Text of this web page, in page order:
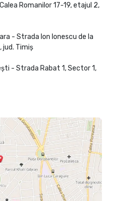
Romanilor 17-19, etajul 2,
- Strada Ion Ionescu de la
jud. Timiș
- Strada Rabat 1, Sector 1,